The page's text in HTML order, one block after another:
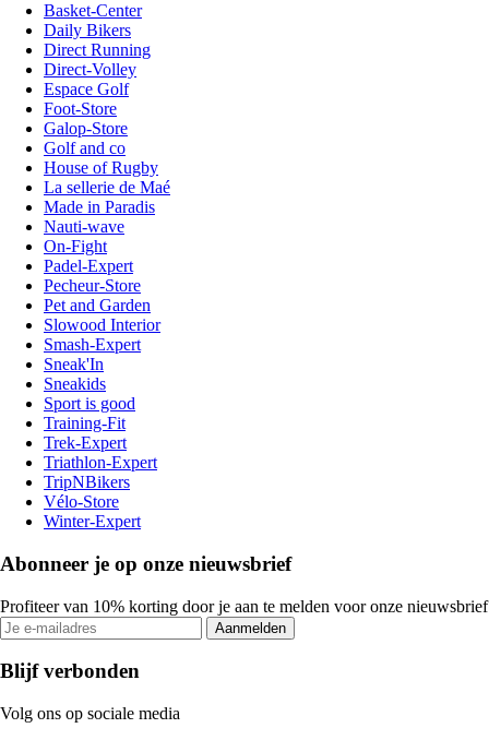
Basket-Center
Daily Bikers
Direct Running
Direct-Volley
Espace Golf
Foot-Store
Galop-Store
Golf and co
House of Rugby
La sellerie de Maé
Made in Paradis
Nauti-wave
On-Fight
Padel-Expert
Pecheur-Store
Pet and Garden
Slowood Interior
Smash-Expert
Sneak'In
Sneakids
Sport is good
Training-Fit
Trek-Expert
Triathlon-Expert
TripNBikers
Vélo-Store
Winter-Expert
Abonneer je op onze nieuwsbrief
Profiteer van 10% korting door je aan te melden voor onze nieuwsbrief
Aanmelden
Blijf verbonden
Volg ons op sociale media